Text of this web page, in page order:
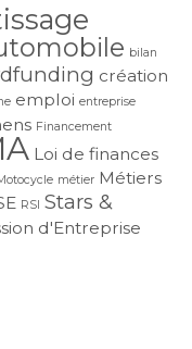
bilan
création
emploi entreprise
Financement
Loi de finances
métier Métiers
RSI Stars &
d'Entreprise